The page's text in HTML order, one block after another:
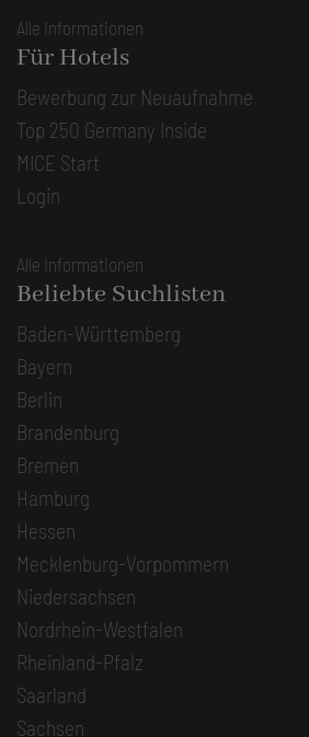
Alle Informationen
Für Hotels
Bewerbung zur Neuaufnahme
Top 250 Germany Inside
MICE Start
Login
Alle Informationen
Beliebte Suchlisten
Baden-Württemberg
Bayern
Berlin
Brandenburg
Bremen
Hamburg
Hessen
Mecklenburg-Vorpommern
Niedersachsen
Nordrhein-Westfalen
Rheinland-Pfalz
Saarland
Sachsen